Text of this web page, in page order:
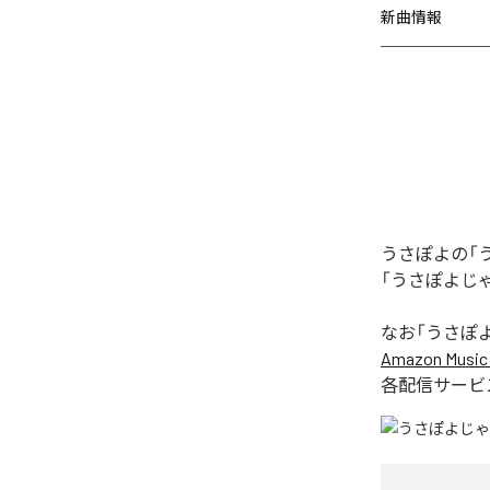
新曲情報
うさぽよの
「うさぽよじ
なお「うさぽ
Amazon
各配信サービ